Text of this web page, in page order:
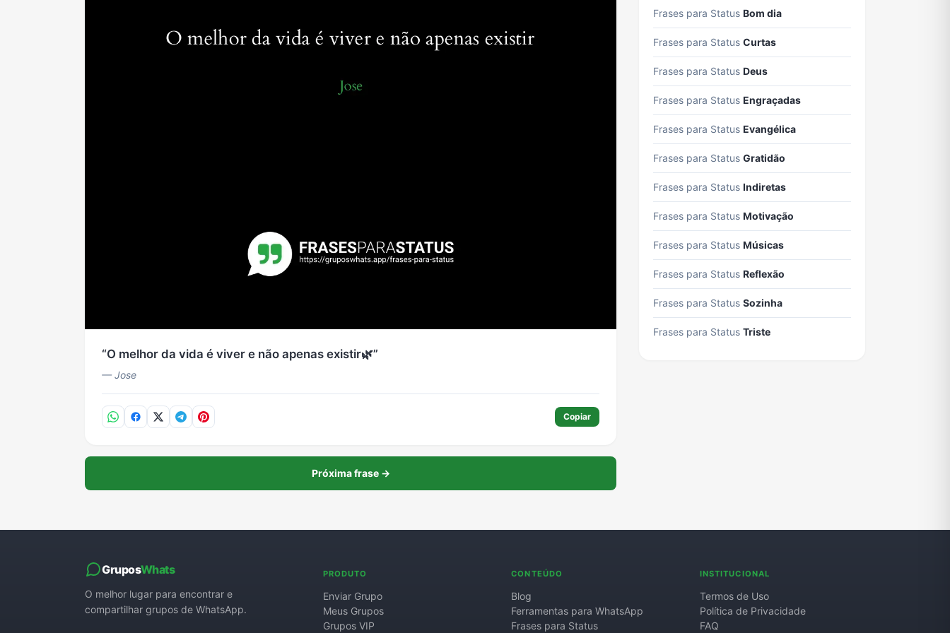
O melhor da vida é viver e não apenas existir🌿
— Jose
Copiar
Próxima frase →
Frases para Status Bom dia
Frases para Status Curtas
Frases para Status Deus
Frases para Status Engraçadas
Frases para Status Evangélica
Frases para Status Gratidão
Frases para Status Indiretas
Frases para Status Motivação
Frases para Status Músicas
Frases para Status Reflexão
Frases para Status Sozinha
Frases para Status Triste
GruposWhats
O melhor lugar para encontrar e
compartilhar grupos de WhatsApp.
PRODUTO
Enviar Grupo
Meus Grupos
Grupos VIP
CONTEÚDO
Blog
Ferramentas para WhatsApp
Frases para Status
INSTITUCIONAL
Termos de Uso
Política de Privacidade
FAQ